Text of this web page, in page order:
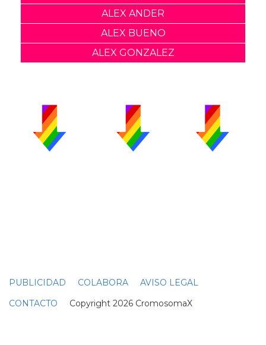
ALEX ANDER
ALEX BUENO
ALEX GONZALEZ
PUBLICIDAD COLABORA
AVISO LEGAL
CONTACTO Copyright 2026 CromosomaX